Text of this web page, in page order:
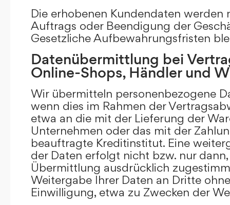
Die erhobenen Kundendaten werden
Auftrags oder Beendigung der
Gesetzliche Aufbewahrungsfristen
Datenübermittlung bei
Online-Shops, Händler und
Wir übermitteln personenbezogene
wenn dies im Rahmen der
etwa an die mit der Lieferung der
Unternehmen oder das mit der
beauftragte Kreditinstitut. Eine
der Daten erfolgt nicht bzw. nur
Übermittlung ausdrücklich
Weitergabe Ihrer Daten an Dritte
Einwilligung, etwa zu Zwecken der